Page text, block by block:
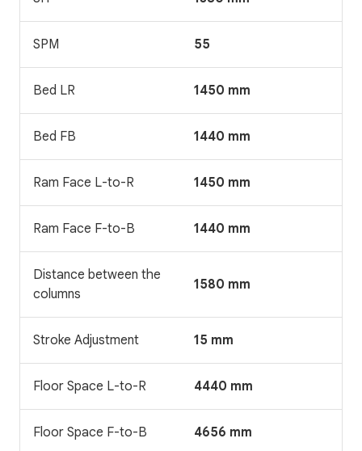
SPM 55
Bed LR 1450 mm
Bed FB 1440 mm
Ram Face L-to-R 1450 mm
Ram Face F-to-B 1440 mm
Distance between the
columns
1580 mm
Stroke Adjustment 15 mm
Floor Space L-to-R 4440 mm
Floor Space F-to-B 4656 mm